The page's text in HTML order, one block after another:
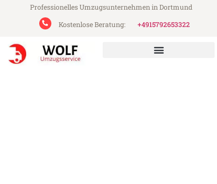
Professionelles Umzugsunternehmen in Dortmund
Kostenlose Beratung:
+4915792653322